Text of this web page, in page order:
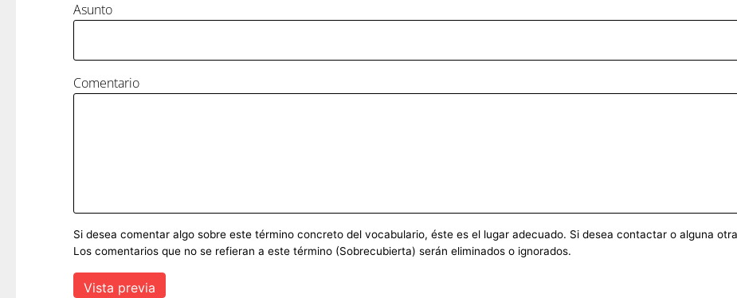
Asunto
Comentario
Si desea comentar algo sobre este término concreto del vocabulario, éste es el lugar adecuado. Si desea contactar o alguna
Los comentarios que no se refieran a este término (Sobrecubierta) serán eliminados o ignorados.